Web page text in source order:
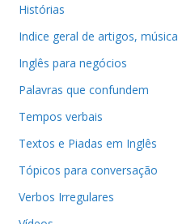
Histórias
Indice geral de artigos,
Inglês para negócios
Palavras que confundem
Tempos verbais
Textos e Piadas em Inglês
Tópicos para conversação
Verbos Irregulares